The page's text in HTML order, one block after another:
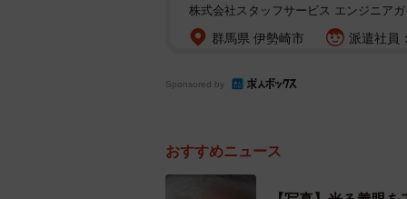
株式会社スタッフサービス エンジニア
群馬県 伊勢崎市 派遣社員
Sponsored by
おすすめニュース